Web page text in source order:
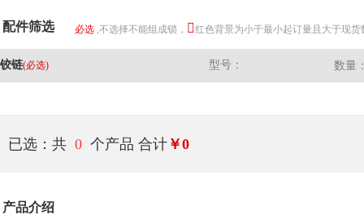
配件筛选 必选 ,不选择不能组成锁， 红色背景为小于最小起订量且大于现
铰链(必选) 型号： 数量
已选：共 0 个产品 合计 ￥0
产品介绍